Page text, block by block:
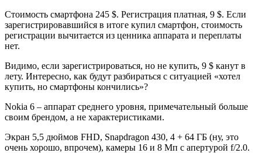
Стоимость смартфона 245 $. Регистрация платная, 9 $. Если
зарегистрировавшийся в итоге купил смартфон, стоимость
регистрации вычитается из ценника аппарата и переплаты
нет.
Видимо, если зарегистрироваться, но не купить, 9 $ канут в
лету. Интересно, как будут разбираться с ситуацией «хотел
купить, но смартфоны кончились»?
Nokia 6 – аппарат среднего уровня, примечательный больше
своим брендом, а не характеристиками.
Экран 5,5 дюймов FHD, Snapdragon 430, 4 + 64 ГБ (ну, это
очень хорошо, впрочем), камеры 16 и 8 Мп с апертурой f/2.0.